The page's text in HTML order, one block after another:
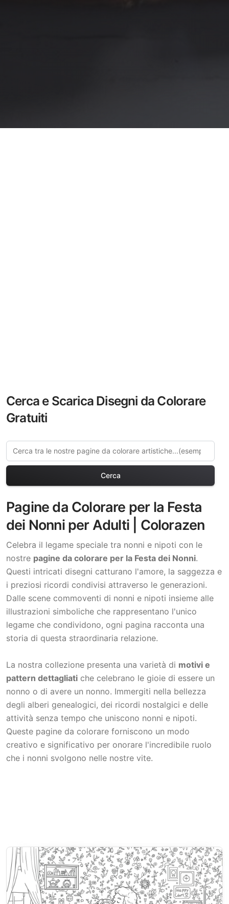
Cerca e Scarica Disegni da Colorare
Gratuiti
Cerca
Pagine da Colorare per la Festa
dei Nonni per Adulti | Colorazen
Celebra il legame speciale tra nonni e nipoti con le
nostre pagine da colorare per la Festa dei Nonni.
Questi intricati disegni catturano l'amore, la saggezza e
i preziosi ricordi condivisi attraverso le generazioni.
Dalle scene commoventi di nonni e nipoti insieme alle
illustrazioni simboliche che rappresentano l'unico
legame che condividono, ogni pagina racconta una
storia di questa straordinaria relazione.
La nostra collezione presenta una varietà di motivi e
pattern dettagliati che celebrano le gioie di essere un
nonno o di avere un nonno. Immergiti nella bellezza
degli alberi genealogici, dei ricordi nostalgici e delle
attività senza tempo che uniscono nonni e nipoti.
Queste pagine da colorare forniscono un modo
creativo e significativo per onorare l'incredibile ruolo
che i nonni svolgono nelle nostre vite.